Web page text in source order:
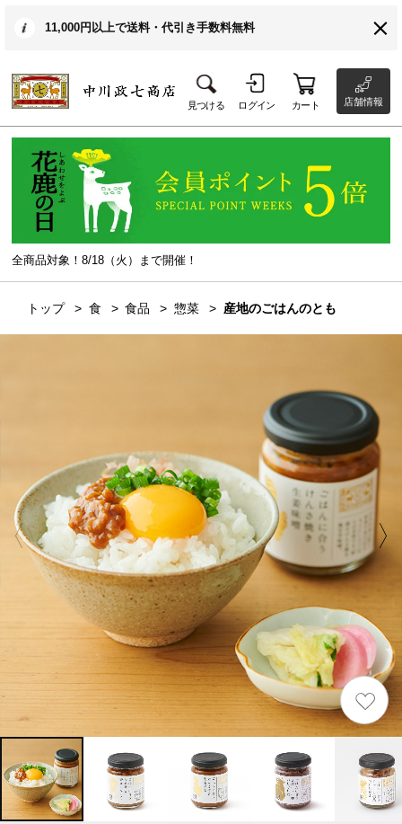
11,000円以上で送料・代引き手数料無料
見つける ログイン カート 店舗情報
全商品対象！8/18（火）まで開催！
トップ 食 食品 惣菜 産地のごはんのとも